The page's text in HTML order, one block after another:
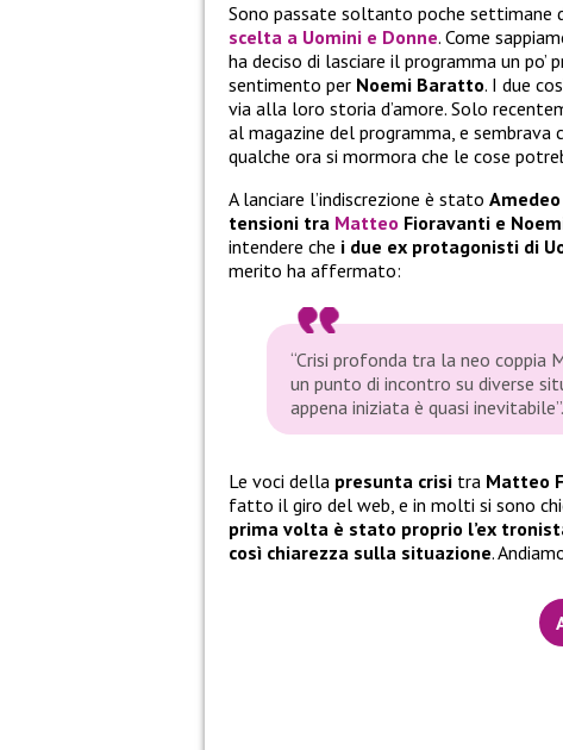
Sono passate soltanto poche settimane
scelta a Uomini e Donne. Come
ha deciso di lasciare il programma un
sentimento per Noemi Baratto. I due
via alla loro storia d’amore. Solo
al magazine del programma, e
qualche ora si mormora che le cose
A lanciare l’indiscrezione è stato
tensioni tra Matteo Fioravanti e
intendere che i due ex protagonisti di
merito ha affermato:
“Crisi profonda tra la neo coppia
un punto di incontro su diverse
appena iniziata è quasi inevitabile”.
Le voci della presunta crisi tra Matteo
fatto il giro del web, e in molti si sono
prima volta è stato proprio l’ex
così chiarezza sulla situazione.